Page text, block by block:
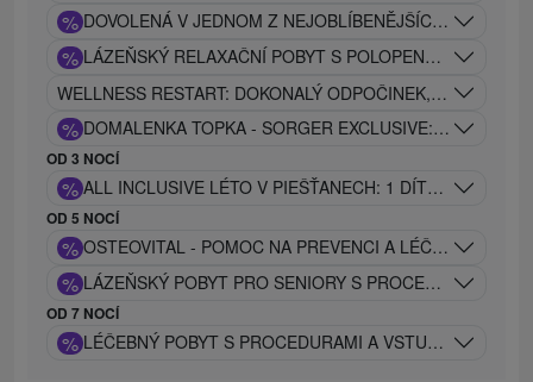
% DOVOLENÁ V JEDNOM Z NEJOBLÍBENĚJŠÍCH
% LÁZEŇSKÝ RELAXAČNÍ POBYT S POLOPENZÍ,
WELLNESS RESTART: DOKONALÝ ODPOČINEK, KTERÝ
% DOMALENKA TOPKA - SORGER EXCLUSIVE:
OD 3 NOCÍ
% ALL INCLUSIVE LÉTO V PIEŠŤANECH: 1 DÍTĚ DO 12
OD 5 NOCÍ
% OSTEOVITAL - POMOC NA PREVENCI A LÉČBU
% LÁZEŇSKÝ POBYT PRO SENIORY S PROCEDURAMI A
OD 7 NOCÍ
% LÉČEBNÝ POBYT S PROCEDURAMI A VSTUPEM DO